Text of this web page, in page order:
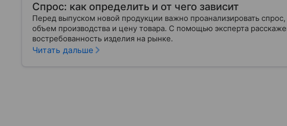
Спрос: как определить и от чего зависит
Перед выпуском новой продукции важно проанализировать
объем производства и цену товара. С помощью эксперта
востребованность изделия на рынке.
Читать дальше